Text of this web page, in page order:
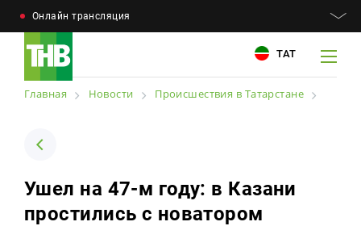
Онлайн трансляция
ТАТ
Новости
Для связи
Главная Новости Происшествия в Татарстане
Ушел на 47-м году: в Казани
простились с новатором